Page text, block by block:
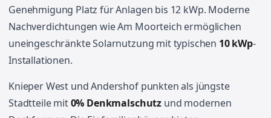
Genehmigung Platz für Anlagen bis 12 kWp. Moderne
Nachverdichtungen wie Am Moorteich ermöglichen
uneingeschränkte Solarnutzung mit typischen 10 kWp-
Installationen.
Knieper West und Andershof punkten als jüngste
Stadtteile mit0% Denkmalschutz und modernen